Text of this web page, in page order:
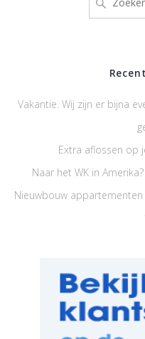
naar:
Vakantie. Wij zijn er bijna
Extra aflossen op
Naar het WK in
Nieuwbouw appartementen